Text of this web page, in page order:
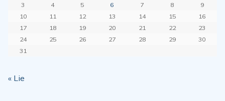
3
4 5 6 7 8
9
10
11 12 13 14 15
16
17
18 19 20 21 22
23
24
25 26 27 28 29
30
31
« Lie